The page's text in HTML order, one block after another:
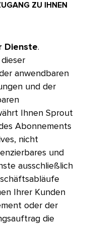
ZU IHNEN​​
Dienste.
anwendbaren
und der
Ihnen Sprout
Abonnements
nicht
und
ausschließlich
Ihrer Kunden
oder der
die